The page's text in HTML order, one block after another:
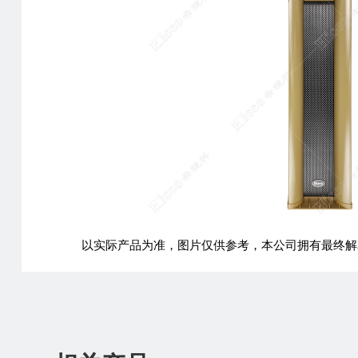
以实际产品为准，图片仅供参考，本公司拥有最终